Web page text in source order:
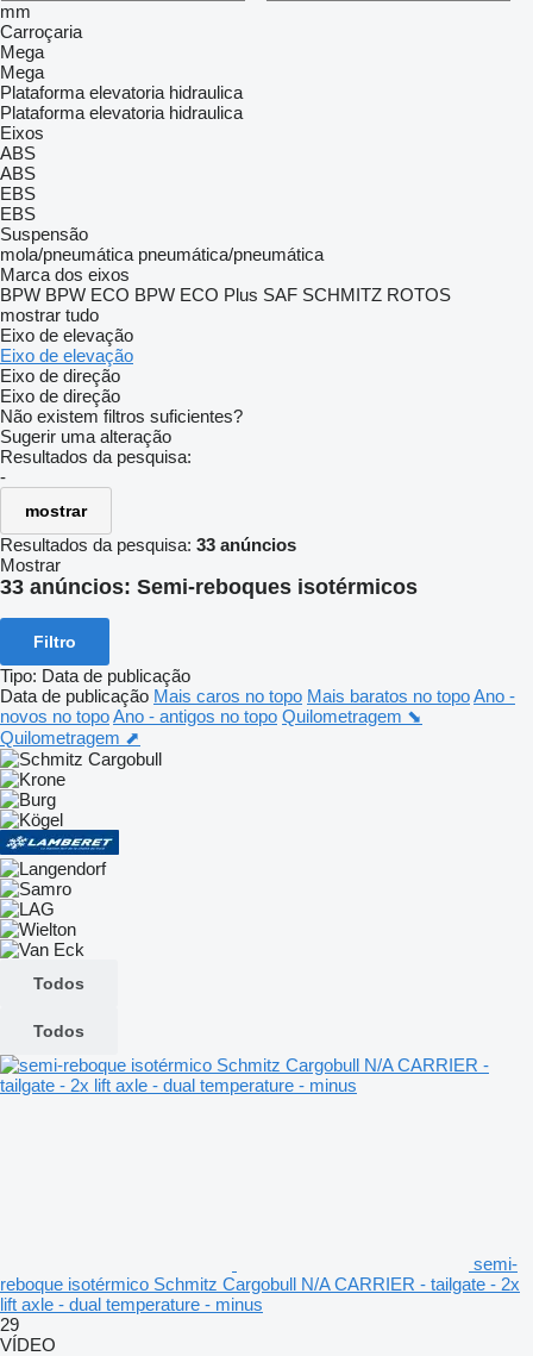
mm
Carroçaria
Mega
Mega
Plataforma elevatoria hidraulica
Plataforma elevatoria hidraulica
Eixos
ABS
ABS
EBS
EBS
Suspensão
mola/pneumática pneumática/pneumática
Marca dos eixos
BPW BPW ECO BPW ECO Plus SAF SCHMITZ ROTOS
mostrar tudo
Eixo de elevação
Eixo de elevação
Eixo de direção
Eixo de direção
Não existem filtros suficientes?
Sugerir uma alteração
Resultados da pesquisa:
-
mostrar
Resultados da pesquisa: 33 anúncios
Mostrar
33 anúncios: Semi-reboques isotérmicos
Filtro
Tipo: Data de publicação
Data de publicação Mais caros no topo Mais baratos no topoAno -
novos no topoAno - antigos no topo Quilometragem ⬊
Quilometragem ⬈
Todos
Todos
semi-
reboque isotérmico Schmitz Cargobull N/A CARRIER - tailgate - 2x
lift axle - dual temperature - minus
29
VÍDEO